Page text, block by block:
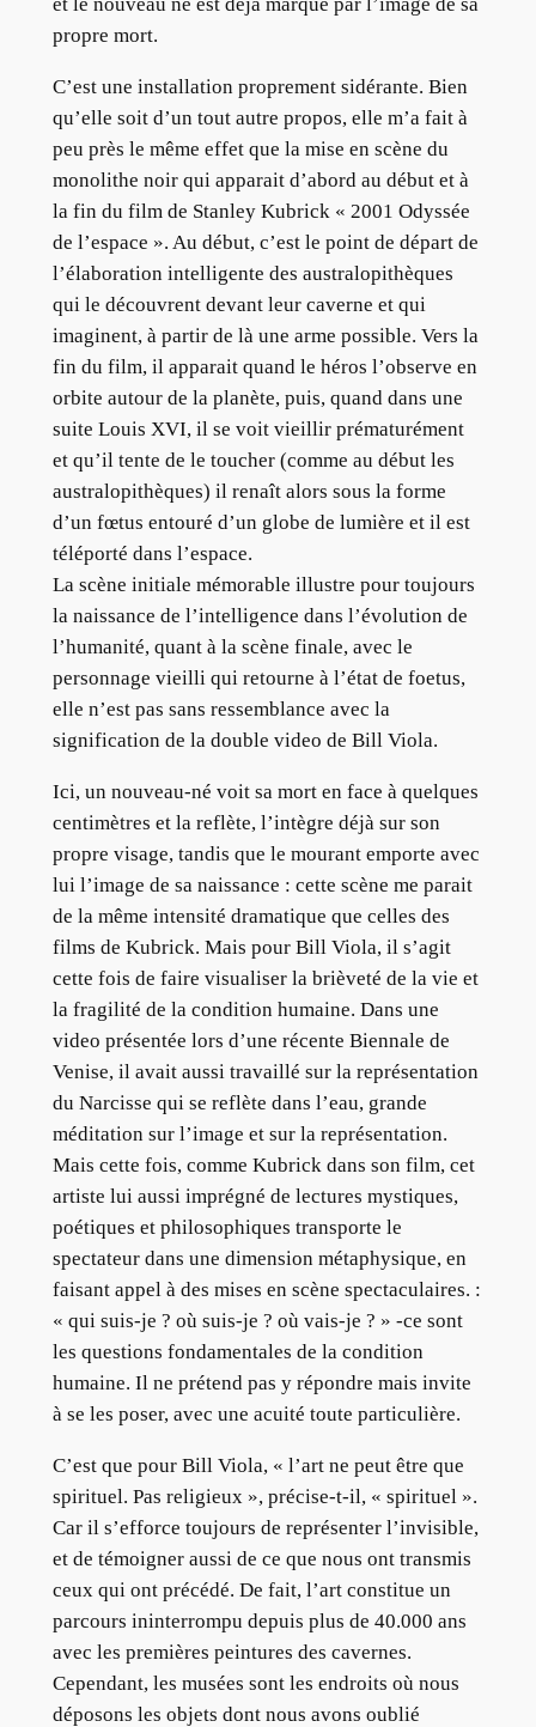
propre mort.
C’est une installation proprement sidérante. Bien
qu’elle soit d’un tout autre propos, elle m’a fait à
peu près le même effet que la mise en scène du
monolithe noir qui apparait d’abord au début et à
la fin du film de Stanley Kubrick « 2001 Odyssée
de l’espace ». Au début, c’est le point de départ de
l’élaboration intelligente des australopithèques
qui le découvrent devant leur caverne et qui
imaginent, à partir de là une arme possible. Vers la
fin du film, il apparait quand le héros l’observe en
orbite autour de la planète, puis, quand dans une
suite Louis XVI, il se voit vieillir prématurément
et qu’il tente de le toucher (comme au début les
australopithèques) il renaît alors sous la forme
d’un fœtus entouré d’un globe de lumière et il est
téléporté dans l’espace.
La scène initiale mémorable illustre pour toujours
la naissance de l’intelligence dans l’évolution de
l’humanité, quant à la scène finale, avec le
personnage vieilli qui retourne à l’état de foetus,
elle n’est pas sans ressemblance avec la
signification de la double video de Bill Viola.
Ici, un nouveau-né voit sa mort en face à quelques
centimètres et la reflète, l’intègre déjà sur son
propre visage, tandis que le mourant emporte avec
lui l’image de sa naissance : cette scène me parait
de la même intensité dramatique que celles des
films de Kubrick. Mais pour Bill Viola, il s’agit
cette fois de faire visualiser la brièveté de la vie et
la fragilité de la condition humaine. Dans une
video présentée lors d’une récente Biennale de
Venise, il avait aussi travaillé sur la représentation
du Narcisse qui se reflète dans l’eau, grande
méditation sur l’image et sur la représentation.
Mais cette fois, comme Kubrick dans son film, cet
artiste lui aussi imprégné de lectures mystiques,
poétiques et philosophiques transporte le
spectateur dans une dimension métaphysique, en
faisant appel à des mises en scène spectaculaires. :
« qui suis-je ? où suis-je ? où vais-je ? » -ce sont
les questions fondamentales de la condition
humaine. Il ne prétend pas y répondre mais invite
à se les poser, avec une acuité toute particulière.
C’est que pour Bill Viola, « l’art ne peut être que
spirituel. Pas religieux », précise-t-il, « spirituel ».
Car il s’efforce toujours de représenter l’invisible,
et de témoigner aussi de ce que nous ont transmis
ceux qui ont précédé. De fait, l’art constitue un
parcours ininterrompu depuis plus de 40.000 ans
avec les premières peintures des cavernes.
Cependant, les musées sont les endroits où nous
déposons les objets dont nous avons oublié